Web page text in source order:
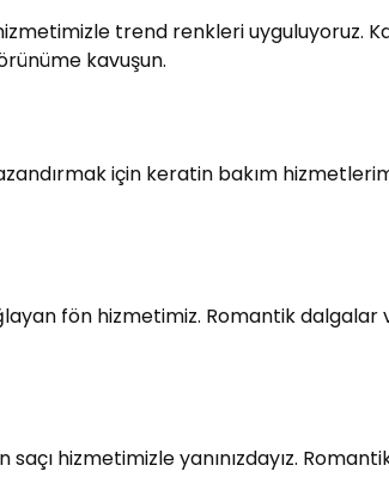
trend renkleri uyguluyoruz.
kavuşun.
için keratin bakım
fön hizmetimiz. Romantik dalgalar
saçı hizmetimizle yanınızdayız.